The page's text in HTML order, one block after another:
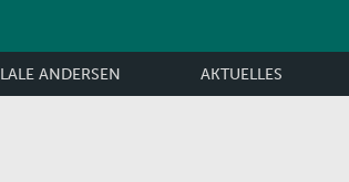
LALE ANDERSEN AKTUELLES